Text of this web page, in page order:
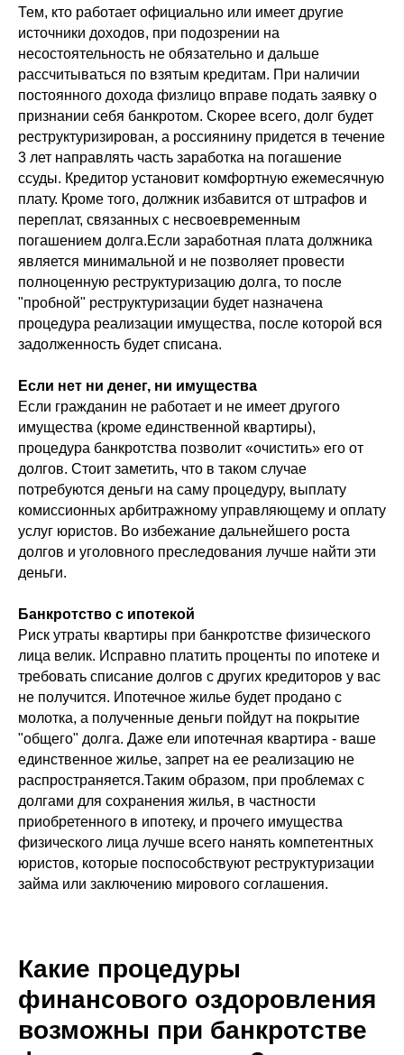
Тем, кто работает официально или имеет другие
источники доходов, при подозрении на
несостоятельность не обязательно и дальше
рассчитываться по взятым кредитам. При наличии
постоянного дохода физлицо вправе подать заявку о
признании себя банкротом. Скорее всего, долг будет
реструктуризирован, а россиянину придется в течение
3 лет направлять часть заработка на погашение
ссуды. Кредитор установит комфортную ежемесячную
плату. Кроме того, должник избавится от штрафов и
переплат, связанных с несвоевременным
погашением долга.Если заработная плата должника
является минимальной и не позволяет провести
полноценную реструктуризацию долга, то после
"пробной" реструктуризации будет назначена
процедура реализации имущества, после которой вся
задолженность будет списана.
Если нет ни денег, ни имущества
Если гражданин не работает и не имеет другого
имущества (кроме единственной квартиры),
процедура банкротства позволит «очистить» его от
долгов. Стоит заметить, что в таком случае
потребуются деньги на саму процедуру, выплату
комиссионных арбитражному управляющему и оплату
услуг юристов. Во избежание дальнейшего роста
долгов и уголовного преследования лучше найти эти
деньги.
Банкротство с ипотекой
Риск утраты квартиры при банкротстве физического
лица велик. Исправно платить проценты по ипотеке и
требовать списание долгов с других кредиторов у вас
не получится. Ипотечное жилье будет продано с
молотка, а полученные деньги пойдут на покрытие
"общего" долга. Даже ели ипотечная квартира - ваше
единственное жилье, запрет на ее реализацию не
распространяется.Таким образом, при проблемах с
долгами для сохранения жилья, в частности
приобретенного в ипотеку, и прочего имущества
физического лица лучше всего нанять компетентных
юристов, которые поспособствуют реструктуризации
займа или заключению мирового соглашения.
Какие процедуры
финансового оздоровления
возможны при банкротстве